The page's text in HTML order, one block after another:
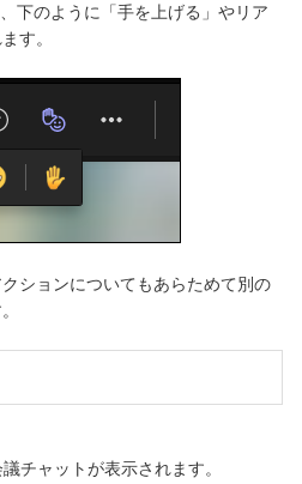
下のように「手を上げる」やリア
す。
ションについてもあらためて別の
チャットが表示されます。